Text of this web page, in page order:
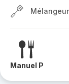
Mélangeur
Manuel P